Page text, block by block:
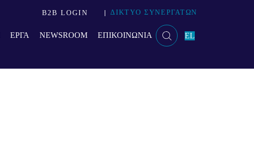
B2B LOGIN ΔΙΚΤΥΟ ΣΥΝΕΡΓΑΤΩΝ
ΕΡΓΑ NEWSROOM ΕΠΙΚΟΙΝΩΝΙΑ EL